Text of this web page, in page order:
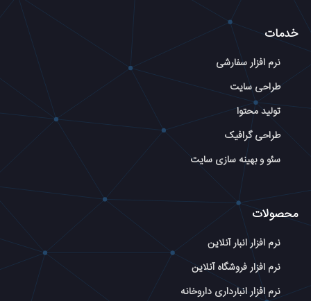
خدمات
نرم افزار سفارشی
طراحی سایت
تولید محتوا
طراحی گرافیک
سئو و بهینه سازی سایت
محصولات
نرم افزار انبار آنلاین
نرم افزار فروشگاه آنلاین
نرم افزار انبارداری داروخانه